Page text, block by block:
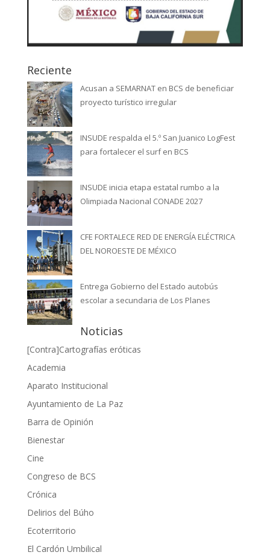
Reciente
Acusan a SEMARNAT en BCS de beneficiar
proyecto turístico irregular
INSUDE respalda el 5.º San Juanico LogFest
para fortalecer el surf en BCS
INSUDE inicia etapa estatal rumbo a la
Olimpiada Nacional CONADE 2027
CFE FORTALECE RED DE ENERGÍA ELÉCTRICA
DEL NOROESTE DE MÉXICO
Entrega Gobierno del Estado autobús
escolar a secundaria de Los Planes
Noticias
[Contra]Cartografías eróticas
Academia
Aparato Institucional
Ayuntamiento de La Paz
Barra de Opinión
Bienestar
Cine
Congreso de BCS
Crónica
Delirios del Búho
Ecoterritorio
El Cardón Umbilical